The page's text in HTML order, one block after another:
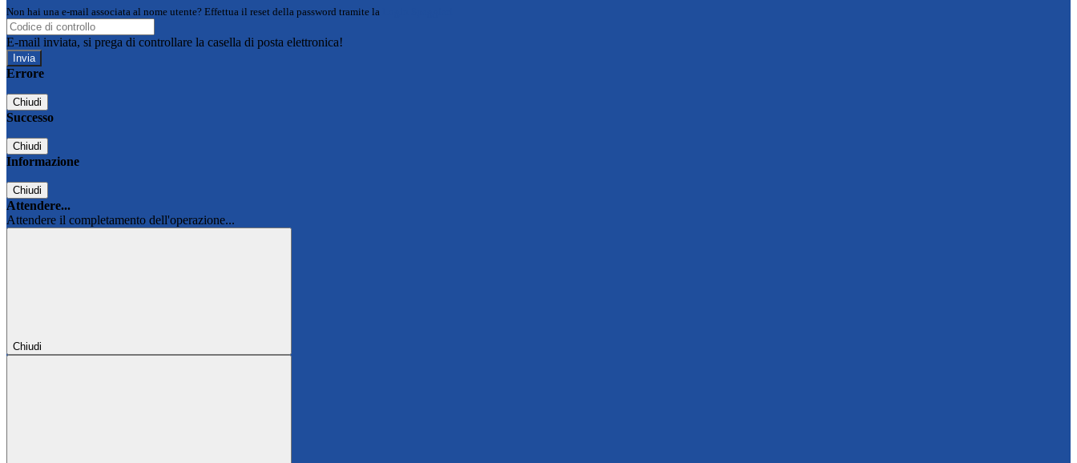
Non hai una e-mail associata al nome utente? Effettua il reset della password tramite la
E-mail inviata, si prega di controllare la casella di posta elettronica!
Errore
Chiudi
Successo
Chiudi
Informazione
Chiudi
Attendere...
Attendere il completamento dell'operazione...
Chiudi